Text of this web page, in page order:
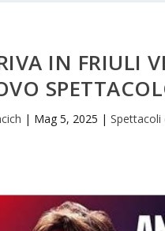
IN FRIULI
| Mag 5, 2025 | Spettacoli